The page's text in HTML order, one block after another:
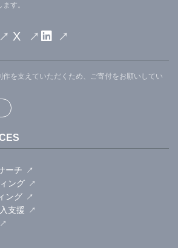
す。
X
を支えていただくため、ご寄付をお願いしてい
ーチ
ング
ング
支援